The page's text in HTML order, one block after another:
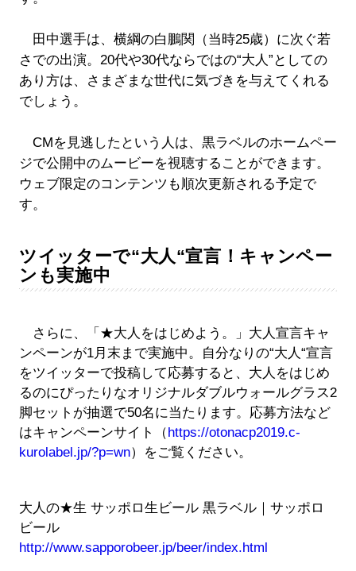
田中選手は、横綱の白鵬関（当時25歳）に次ぐ若
さでの出演。20代や30代ならではの“大人”としての
あり方は、さまざまな世代に気づきを与えてくれる
でしょう。
CMを見逃したという人は、黒ラベルのホームペー
ジで公開中のムービーを視聴することができます。
ウェブ限定のコンテンツも順次更新される予定で
す。
ツイッターで“大人“宣言！キャンペー
ンも実施中
さらに、「★大人をはじめよう。」大人宣言キャ
ンペーンが1月末まで実施中。自分なりの“大人“宣言
をツイッターで投稿して応募すると、大人をはじめ
るのにぴったりなオリジナルダブルウォールグラス2
脚セットが抽選で50名に当たります。応募方法など
はキャンペーンサイト（https://otonacp2019.c-
kurolabel.jp/?p=wn）をご覧ください。
大人の★生 サッポロ生ビール 黒ラベル｜サッポロ
ビール
http://www.sapporobeer.jp/beer/index.html